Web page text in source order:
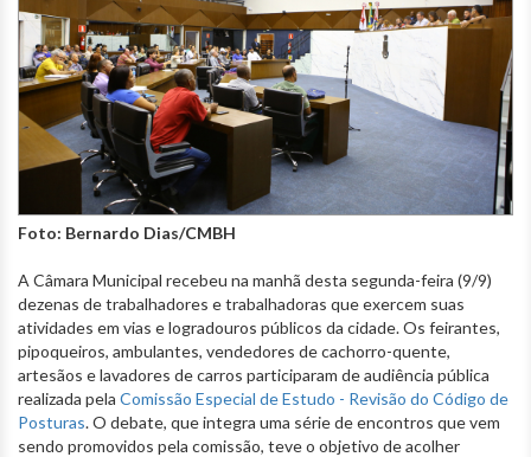
Foto: Bernardo Dias/CMBH
A Câmara Municipal recebeu na manhã desta segunda-feira (9/9)
dezenas de trabalhadores e trabalhadoras que exercem suas
atividades em vias e logradouros públicos da cidade. Os feirantes,
pipoqueiros, ambulantes, vendedores de cachorro-quente,
artesãos e lavadores de carros participaram de audiência pública
realizada pela Comissão Especial de Estudo - Revisão do Código de
Posturas. O debate, que integra uma série de encontros que vem
sendo promovidos pela comissão, teve o objetivo de acolher